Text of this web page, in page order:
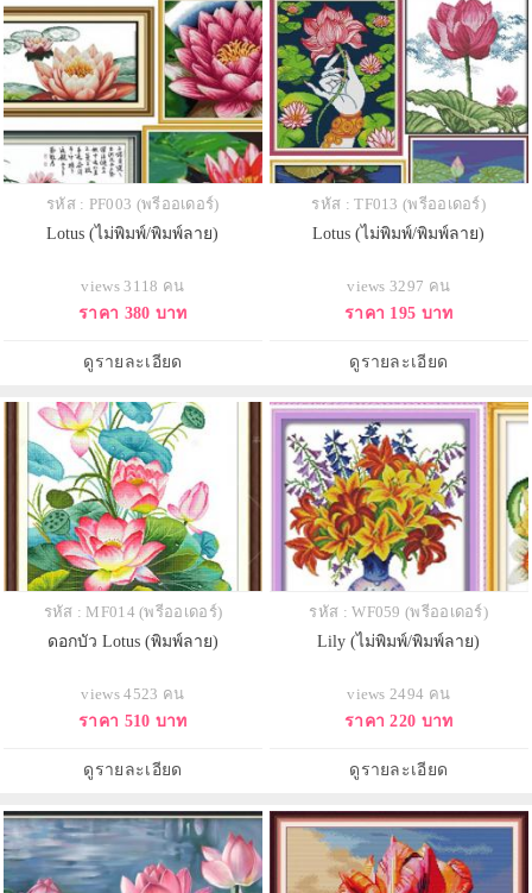
รหัส : PF003 (พรีออเดอร์)
Lotus (ไม่พิมพ์/พิมพ์ลาย)
views 3118 คน
ราคา 380 บาท
ดูรายละเอียด
รหัส : TF013 (พรีออเดอร์)
Lotus (ไม่พิมพ์/พิมพ์ลาย)
views 3297 คน
ราคา 195 บาท
ดูรายละเอียด
รหัส : MF014 (พรีออเดอร์)
ดอกบัว Lotus (พิมพ์ลาย)
views 4523 คน
ราคา 510 บาท
ดูรายละเอียด
รหัส : WF059 (พรีออเดอร์)
Lily (ไม่พิมพ์/พิมพ์ลาย)
views 2494 คน
ราคา 220 บาท
ดูรายละเอียด